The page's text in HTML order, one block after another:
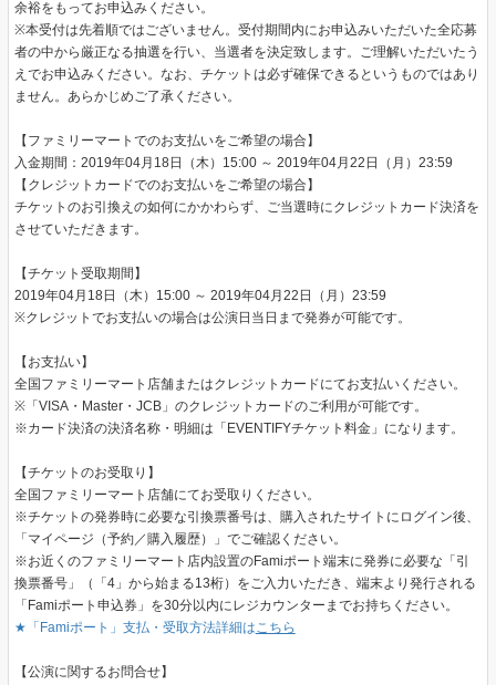
余裕をもってお申込みください。
※本受付は先着順ではございません。受付期間内にお申込みいただいた全応募
者の中から厳正なる抽選を行い、当選者を決定致します。ご理解いただいたう
えでお申込みください。なお、チケットは必ず確保できるというものではあり
ません。あらかじめご了承ください。
【ファミリーマートでのお支払いをご希望の場合】
入金期間：2019年04月18日（木）15:00 ～ 2019年04月22日（月）23:59
【クレジットカードでのお支払いをご希望の場合】
チケットのお引換えの如何にかかわらず、ご当選時にクレジットカード決済を
させていただきます。
【チケット受取期間】
2019年04月18日（木）15:00 ～ 2019年04月22日（月）23:59
※クレジットでお支払いの場合は公演日当日まで発券が可能です。
【お支払い】
全国ファミリーマート店舗またはクレジットカードにてお支払いください。
※「VISA・Master・JCB」のクレジットカードのご利用が可能です。
※カード決済の決済名称・明細は「EVENTIFYチケット料金」になります。
【チケットのお受取り】
全国ファミリーマート店舗にてお受取りください。
※チケットの発券時に必要な引換票番号は、購入されたサイトにログイン後、
「マイページ（予約／購入履歴）」でご確認ください。
※お近くのファミリーマート店内設置のFamiポート端末に発券に必要な「引
換票番号」（「4」から始まる13桁）をご入力いただき、端末より発行される
「Famiポート申込券」を30分以内にレジカウンターまでお持ちください。
★「Famiポート」支払・受取方法詳細はこちら
【公演に関するお問合せ】